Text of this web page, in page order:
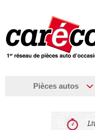
Pièces autos